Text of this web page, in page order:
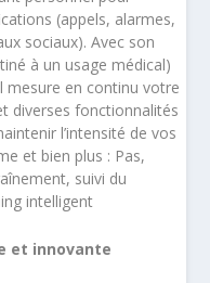
(appels, alarmes,
sociaux). Avec son
à un usage médical)
mesure en continu votre
diverses fonctionnalités
l’intensité de vos
et bien plus : Pas,
suivi du
intelligent
et innovante